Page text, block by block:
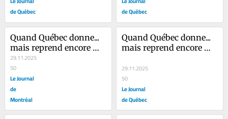
de Québec
de Québec
Quand Québec donne...
mais reprend encore
plus
29.11.2025
50
Le Journal
de
Montréal
Quand Québec donne...
mais reprend encore
29.11.2025
50
Le Journal
de Québec